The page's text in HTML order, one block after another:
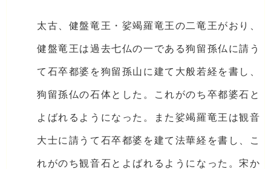
太古、健盤竜王・娑竭羅竜王の二竜王がおり、
健盤竜王は過去七仏の一である狗留孫仏に請う
て石卒都婆を狗留孫山に建て大般若経を書し、
狗留孫仏の石体とした。これがのち卒都婆石と
よばれるようになった。また娑竭羅竜王は観音
大士に請うて石卒都婆を建て法華経を書し、こ
れがのち観音石とよばれるようになった。宋か